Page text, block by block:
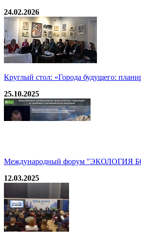
24.02.2026
Круглый стол: «Города будущего:
25.10.2025
Международный форум
12.03.2025